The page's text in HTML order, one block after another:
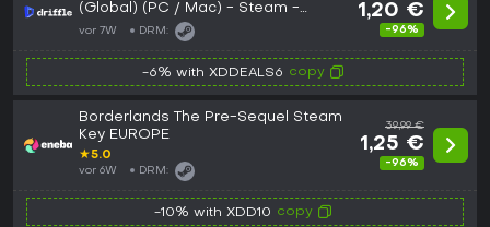
(Global) (PC / Mac) - Steam -
Digital Key
vor 7W DRM:
1,20 €
-96%
-6% with XDDEALS6 copy
Borderlands The Pre-Sequel Steam
Key EUROPE
★5.0
vor 6W DRM:
39,99 €
1,25 €
-96%
-10% with XDD10 copy